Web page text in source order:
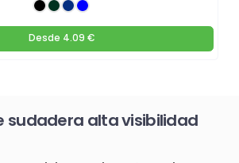
Desde 4.09 €
sudadera alta visibilidad